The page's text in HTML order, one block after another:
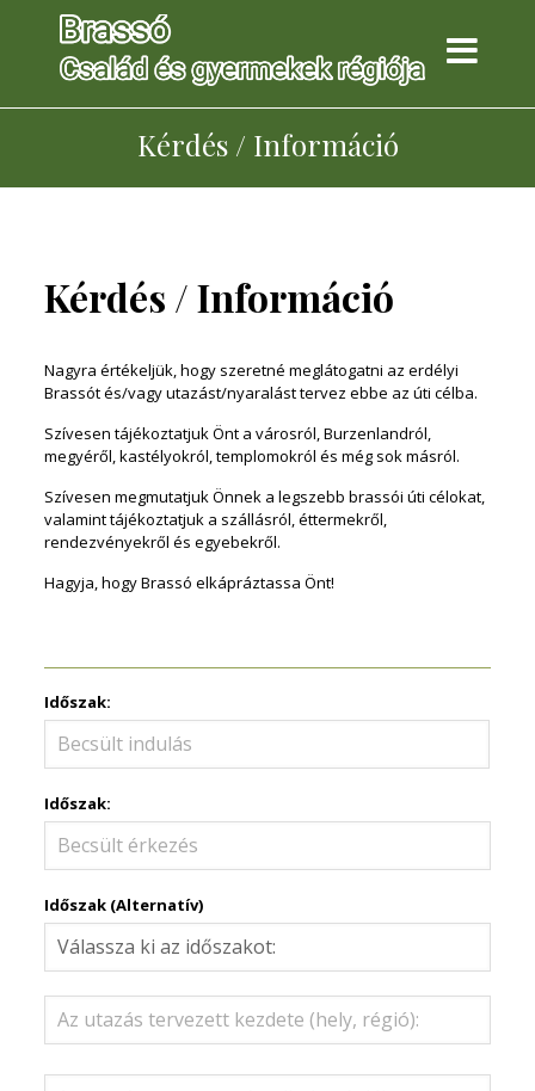
Kérdés / Információ
Kérdés / Információ
Nagyra értékeljük, hogy szeretné meglátogatni az erdélyi
Brassót és/vagy utazást/nyaralást tervez ebbe az úti célba.
Szívesen tájékoztatjuk Önt a városról, Burzenlandról,
megyéről, kastélyokról, templomokról és még sok másról.
Szívesen megmutatjuk Önnek a legszebb brassói úti célokat,
valamint tájékoztatjuk a szállásról, éttermekről,
rendezvényekről és egyebekről.
Hagyja, hogy Brassó elkápráztassa Önt!
Időszak:
Időszak:
Időszak (Alternatív)